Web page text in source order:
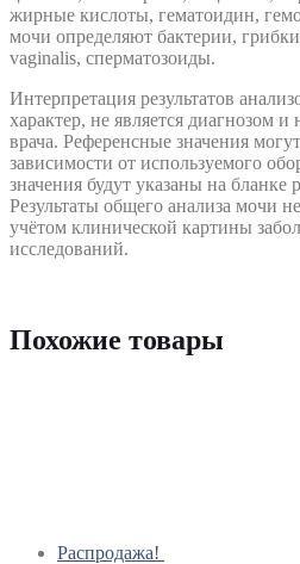
жирные кислоты, гематоидин,
мочи определяют бактерии,
vaginalis, сперматозоиды.
Интерпретация результатов
характер, не является диагнозом и
врача. Референсные значения
зависимости от используемого
значения будут указаны на бланке
Результаты общего анализа мочи
учётом клинической картины
исследований.
Похожие товары
Распродажа!